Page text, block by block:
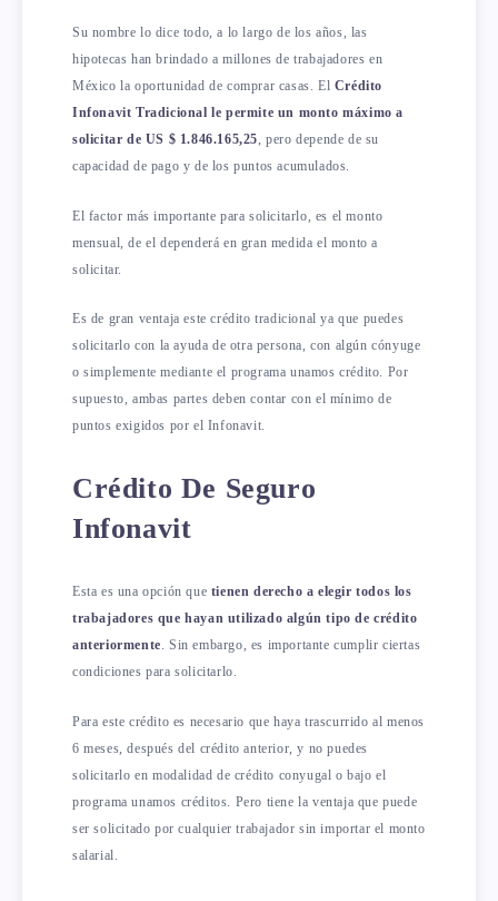
Su nombre lo dice todo, a lo largo de los años, las
hipotecas han brindado a millones de trabajadores en
México la oportunidad de comprar casas. El Crédito
Infonavit Tradicional le permite un monto máximo a
solicitar de US $ 1.846.165,25 , pero depende de su
capacidad de pago y de los puntos acumulados.
El factor más importante para solicitarlo, es el monto
mensual, de el dependerá en gran medida el monto a
solicitar.
Es de gran ventaja este crédito tradicional ya que puedes
solicitarlo con la ayuda de otra persona, con algún cónyuge
o simplemente mediante el programa unamos crédito. Por
supuesto, ambas partes deben contar con el mínimo de
puntos exigidos por el Infonavit.
Crédito De Seguro
Infonavit
Esta es una opción que tienen derecho a elegir todos los
trabajadores que hayan utilizado algún tipo de crédito
anteriormente. Sin embargo, es importante cumplir ciertas
condiciones para solicitarlo.
Para este crédito es necesario que haya trascurrido al menos
6 meses, después del crédito anterior, y no puedes
solicitarlo en modalidad de crédito conyugal o bajo el
programa unamos créditos. Pero tiene la ventaja que puede
ser solicitado por cualquier trabajador sin importar el monto
salarial.